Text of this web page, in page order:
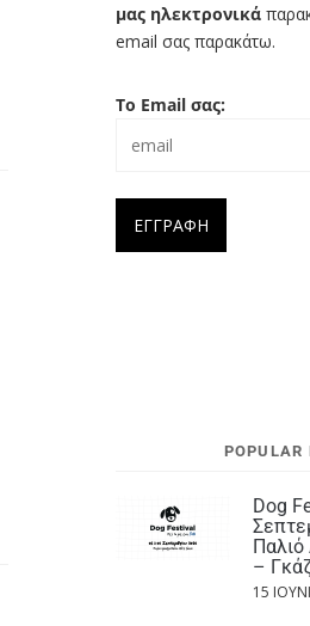
μας ηλεκτρονικά
email σας παρακάτω.
Το Email σας:
POPULAR
Dog
–
15